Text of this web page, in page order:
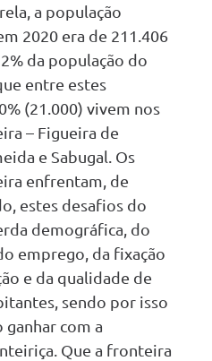
a população
2020 era de 211.406
da população do
entre estes
(21.000) vivem nos
– Figueira de
e Sabugal. Os
enfrentam, de
estes desafios do
demográfica, do
emprego, da fixação
e da qualidade de
sendo por isso
com a
Que a fronteira